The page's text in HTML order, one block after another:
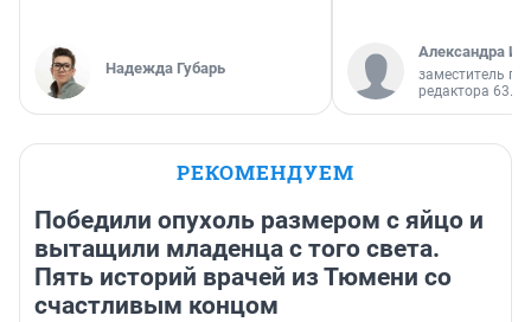
Надежда Губарь
Александра
заместитель
редактора 63.RU
РЕКОМЕНДУЕМ
Победили опухоль размером с яйцо и
вытащили младенца с того света.
Пять историй врачей из Тюмени со
счастливым концом